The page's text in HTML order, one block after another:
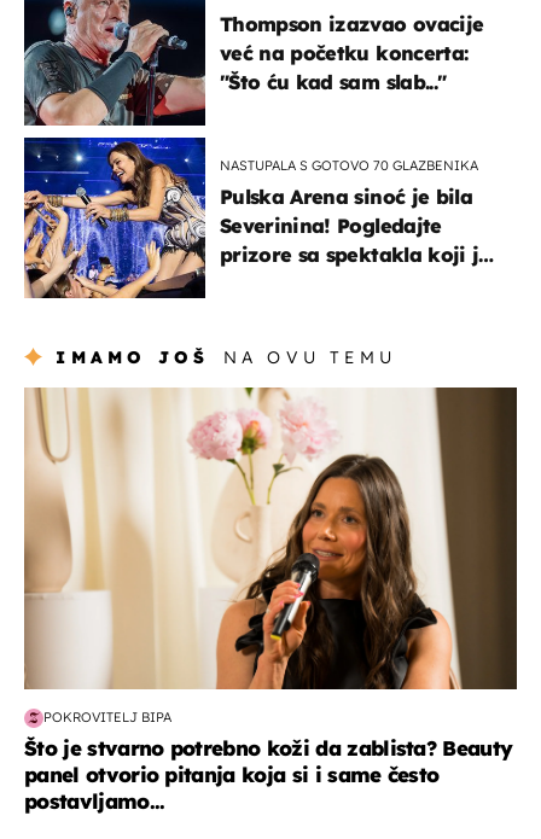
Thompson izazvao ovacije
već na početku koncerta:
"Što ću kad sam slab..."
NASTUPALA S GOTOVO 70 GLAZBENIKA
Pulska Arena sinoć je bila
Severinina! Pogledajte
prizore sa spektakla koji je
IMAMO JOŠ NA OVU TEMU
moda & ljepota
POKROVITELJ BIPA
Što je stvarno potrebno koži da zablista? Beauty
panel otvorio pitanja koja si i same često
postavljamo...